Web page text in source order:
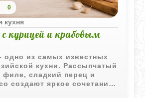
0
кухня
с курицей и крабовым
одно из самых известных
кухни. Рассыпчатый
филе, сладкий перец и
создают яркое сочетание
отлично подходит как